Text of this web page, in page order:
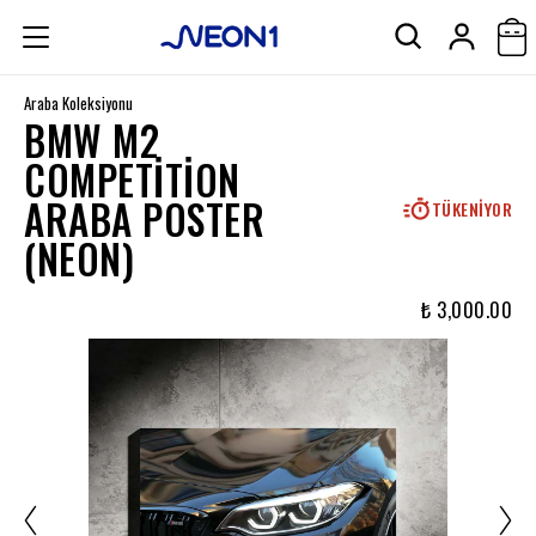
Araba Koleksiyonu
BMW M2
COMPETITION
ARABA POSTER
(NEON)
TÜKENIYOR
₺ 3,000.00